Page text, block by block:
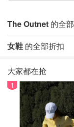
The Outnet 的全
女鞋 的全部折扣
大家都在抢
1